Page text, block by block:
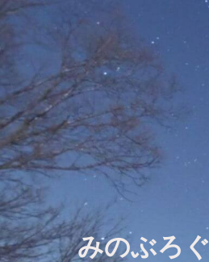
みのぶろぐ